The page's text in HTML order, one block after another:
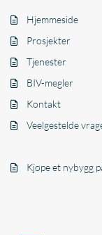
Hjemmeside
Prosjekter
Tjenester
BIV-megler
Kontakt
Veelgestelde
Kjøpe et nybygg